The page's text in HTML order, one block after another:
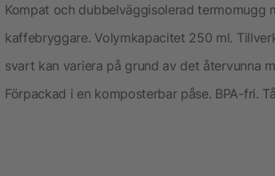
Kompat och dubbelväggisolerad termomugg
kaffebryggare. Volymkapacitet 250 ml.
svart kan variera på grund av det återvunna
Förpackad i en komposterbar påse. BPA-fri.